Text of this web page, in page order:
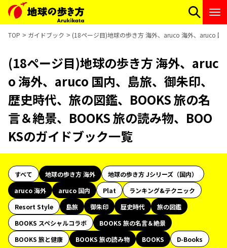
TOP ガイドブック (18ページ目)地球の歩き方 海外、aruco 海外、aruco 国
(18ページ目)地球の歩き方 海外、aruc
o 海外、aruco 国内、島旅、御朱印、
歴史時代、旅の図鑑、BOOKS 旅の名
言＆絶景、BOOKS 旅の読み物、BOO
KSのガイドブック一覧
すべて 地球の歩き方 海外
地球の歩き方 Jシリーズ（国内）
aruco 海外
aruco 国内 Plat
ランキング&テクニック
Resort Style
島旅 御朱印 歴史時代
旅の図鑑
BOOKS スペシャルコラボ
BOOKS 旅の名言＆絶景
BOOKS 旅と健康
BOOKS 旅の読み物 BOOKS
D-Books